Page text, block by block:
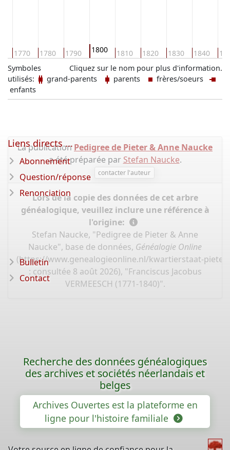
1770 1780 1790 1800 1810 1820 1830 1840
Cliquez sur le nom pour plus d'information.
Symboles
utilisés:
grand-parents parents
frères/soeurs
enfants
La publicationPedigree de Pieter & Anne Naucke
a été préparée par Stefan Naucke.
contacter l'auteur
Lors de la copie des données de cet arbre
généalogique, veuillez inclure une référence à
l'origine:
Stefan Naucke, "Pedigree de Pieter & Anne
Naucke", base de données, Généalogie Online
(https://www.genealogieonline.nl/kwartierstaat-
: consultée 8 août 2026), "Franciscus Jacobus
VERMEESCH (1771-1840)".
Liens directs ...
Abonnement
Question/réponse
Renonciation
Bulletin
Contact
Recherche des données généalogiques
des archives et sociétés néerlandais et
belges
Archives Ouvertes est la plateforme en
ligne pour l'histoire familiale